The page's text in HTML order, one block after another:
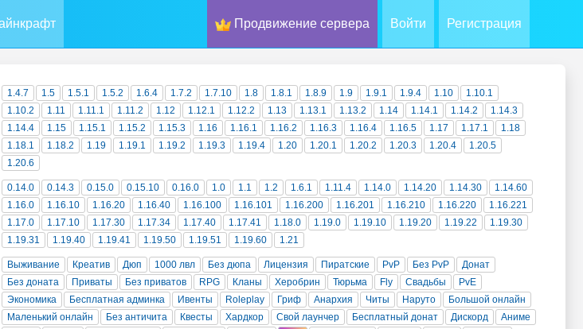
Продвижение сервера Войти Регистрация
1.4.7 1.5 1.5.1 1.5.2 1.6.4 1.7.2 1.7.10 1.8 1.8.1 1.8.9 1.9 1.9.1 1.9.4 1.10
1.10.1
1.10.2
1.11 1.11.1 1.11.2 1.12 1.12.1 1.12.2 1.13 1.13.1 1.13.2 1.14 1.14.1 1.14.2
1.14.3
1.14.4
1.15 1.15.1 1.15.2 1.15.3 1.16 1.16.1 1.16.2 1.16.3 1.16.4 1.16.5 1.17 1.17.1
1.18
1.18.1
1.18.2 1.19 1.19.1 1.19.2 1.19.3 1.19.4 1.20 1.20.1 1.20.2 1.20.3 1.20.4
1.20.5
1.20.6
0.14.0 0.14.3 0.15.0 0.15.10 0.16.0 1.0 1.1 1.2 1.6.1 1.11.4 1.14.0 1.14.20 1.14.30
1.14.60
1.16.0
1.16.10 1.16.20 1.16.40 1.16.100 1.16.101 1.16.200 1.16.201 1.16.210 1.16.220
1.16.221
1.17.0
1.17.10 1.17.30 1.17.34 1.17.40 1.17.41 1.18.0 1.19.0 1.19.10 1.19.20 1.19.22
1.19.30
1.19.31
1.19.40 1.19.41 1.19.50 1.19.51 1.19.60 1.21
Выживание Креатив Дюп 1000 лвл Без дюпа Лицензия Пиратские PvP Без PvP
Донат
Без доната
Приваты Без приватов RPG Кланы Херобрин Тюрьма Fly Свадьбы
PvE
Экономика
Бесплатная админка Ивенты Roleplay Гриф Анархия Читы Наруто
Большой онлайн
Маленький онлайн
Без античита Квесты Хардкор Свой лаунчер Бесплатный донат Дискорд
Аниме